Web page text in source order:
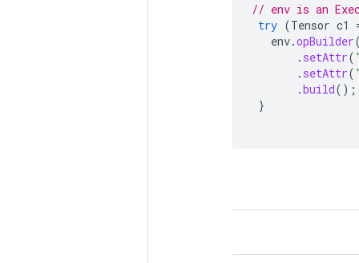
// env is an
try (Tensor c1
env.opBuilder
. setAttr(
. setAttr(
.build();
}